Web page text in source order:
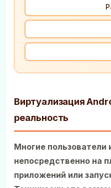
Виртуализация
реальность
Многие
непосредственно на
приложений или